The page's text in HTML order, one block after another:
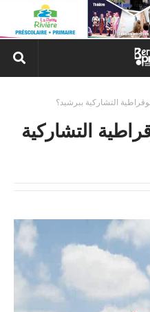
التشاركية ببرشيد؟
التشاركية